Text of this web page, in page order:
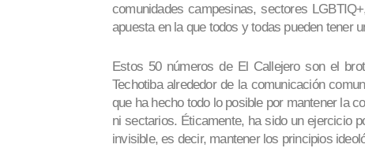
comunidades campesinas, sectores
apuesta en la que todos y todas pueden tener
Estos 50 números de El Callejero son el
Techotiba alrededor de la comunicación
que ha hecho todo lo posible por mantener la
ni sectarios. Éticamente, ha sido un ejercicio
invisible, es decir, mantener los principios